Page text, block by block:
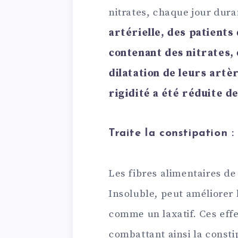
nitrates, chaque jour
artérielle, des patients
contenant des nitrates,
dilatation de leurs
rigidité a été réduite de
Traite la constipation :
Les fibres alimentaires
Insoluble, peut
comme un laxatif. Ces
combattant ainsi la